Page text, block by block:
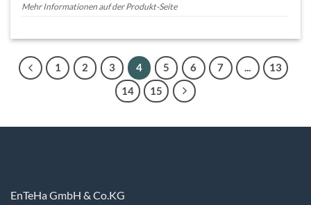
Mehr Informationen auf der Produkt-Seite
1 2 3 4 5 6 7 ...
13
14
15
EnTeHa GmbH & Co.KG